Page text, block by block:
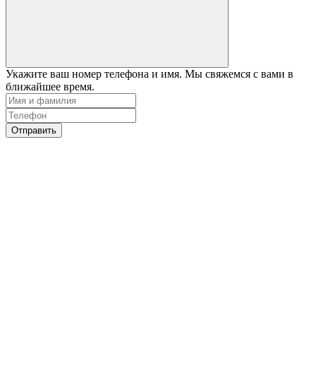
Укажите ваш номер телефона и имя. Мы свяжемся с вами в
ближайшее время.
Отправить